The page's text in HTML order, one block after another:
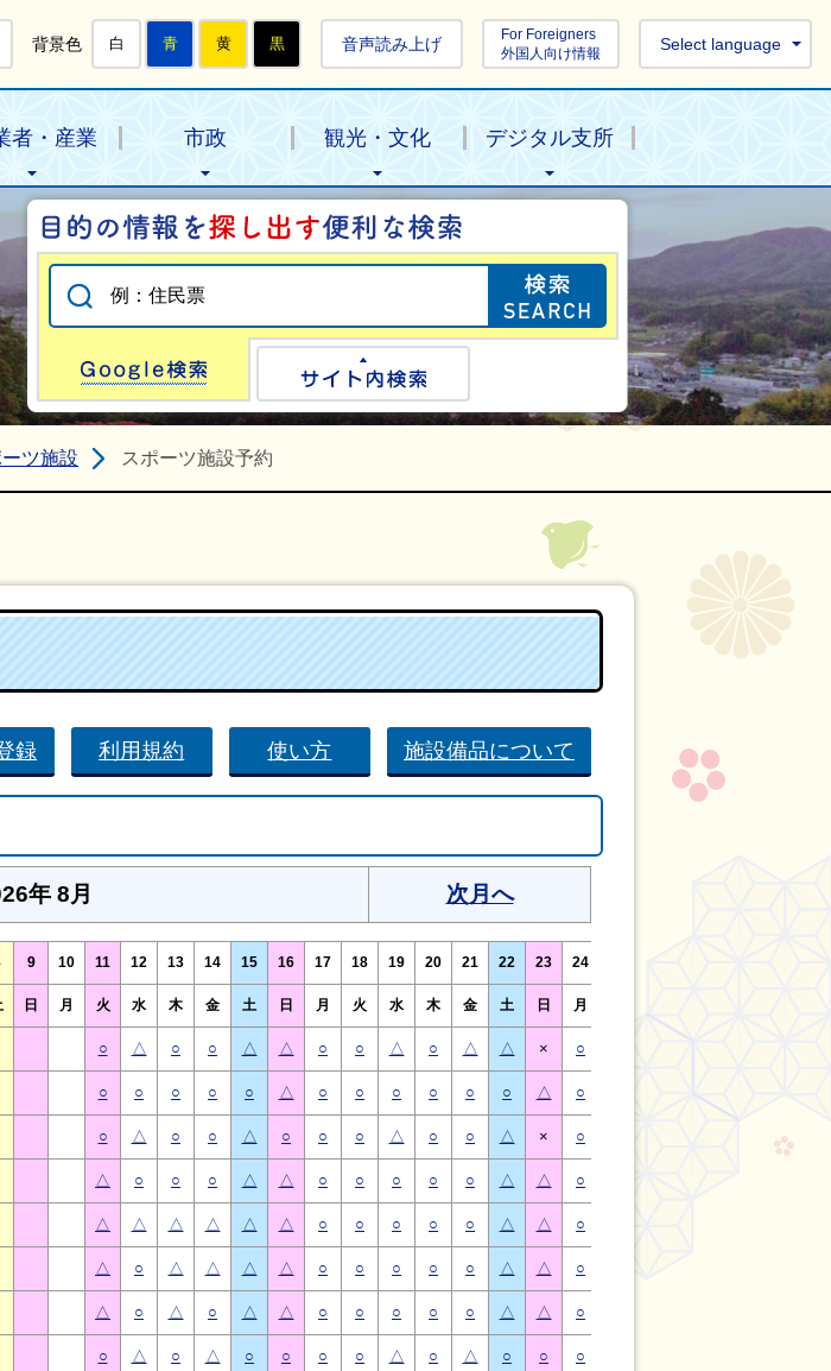
背景色 白 青 黄 黒 音声読み上げ
For Foreigners
外国人向け情報
Select language
者・産業 市政 観光・文化 デジタル支所
目的の情報を探
Google検索
ツ施設 スポーツ施設予約
録 利用規約 使い方 施設備品について
年 8月 次月へ
9 10 11 12 13 14 15 16 17 18 19 20 21 22 23 24
日 月 火 水 木 金 土 日 月 火 水 木 金 土 日 月
○ △ ○ ○ △ △ ○ ○ △ ○ △ △ × ○
○ ○ ○ ○ ○ △ ○ ○ ○ ○ ○ ○ △ ○ ○
○ △ ○ ○ △ ○ ○ ○ △ ○ ○ △ × ○
△ ○ ○ ○ △ △ ○ ○ ○ ○ ○ △ △ ○
△ △ △ △ △ △ ○ ○ ○ ○ ○ △ △ ○
△ ○ △ △ △ △ ○ ○ ○ ○ ○ △ △ ○
△ ○ △ ○ △ △ ○ ○ ○ ○ ○ △ △ ○
○ △ ○ △ ○ ○ ○ ○ △ ○ △ ○ ○ ○